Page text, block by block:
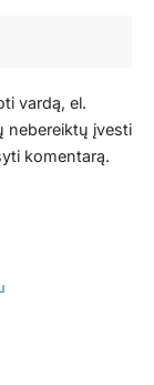
vardą, el.
nebereiktų įvesti
komentarą.